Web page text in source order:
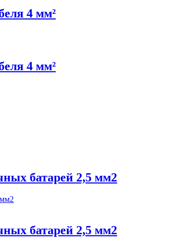
4 мм²
4 мм²
батарей 2,5 мм2
батарей 2,5 мм2